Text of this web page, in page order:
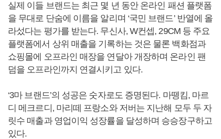
실제 이들 브랜드는 최근 몇 년 동안 온라인 패션 플랫폼
을 무대로 단숨에 이름을 알리며 ‘국민 브랜드’ 반열에 올
라섰다는 평가를 받는다. 무신사, W컨셉, 29CM 등 주요
플랫폼에서 상위 매출을 기록하는 것은 물론 백화점과
쇼핑몰에 오프라인 매장을 연달아 개장하며 온라인 팬
덤을 오프라인까지 연결시키고 있다.
‘3마 브랜드’의 성공은 숫자로도 증명된다. 마뗑킴, 마르
디 메크르디, 마리떼 프랑소와 저버는 지난해 모두 두 자
릿수 매출과 영업이익 성장률을 달성하며 승승장구하고
있다.